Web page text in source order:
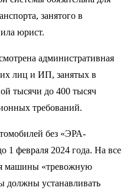
занятого в
юрист.
административная
лиц и ИП, занятых в
тысячи до 400 тысяч
требований.
без «ЭРА-
1 февраля 2024 года. На все
машины «тревожную
должны устанавливать